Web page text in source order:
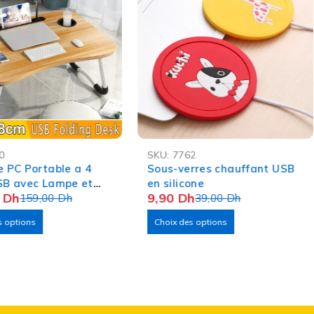
et du paiement à la livraisonpour un achat
PC Portable a 4
avec Lampe et
159,00Dh
Dh
options
SKU: 7762
Sous-verres chauffant USB
en silicone
39,00Dh
9,90 Dh
Choix des options